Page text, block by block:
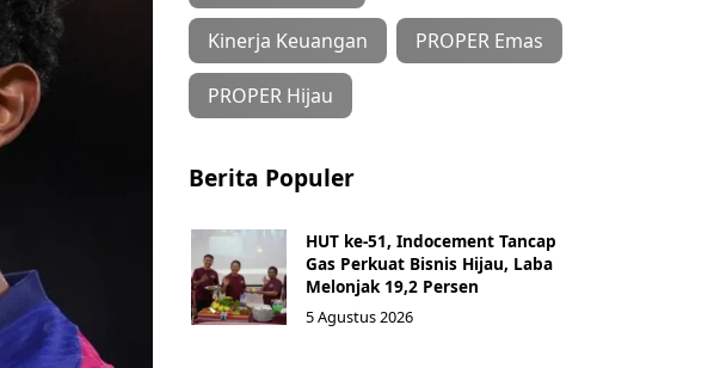
Kinerja Keuangan PROPER Emas
PROPER Hijau
Berita Populer
HUT ke-51, Indocement Tancap
Gas Perkuat Bisnis Hijau, Laba
Melonjak 19,2 Persen
5 Agustus 2026